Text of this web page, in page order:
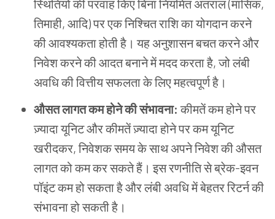
स्थितियों की परवाह किए बिना नियमित अंतराल (मासिक,
तिमाही, आदि) पर एक निश्चित राशि का योगदान करने
की आवश्यकता होती है। यह अनुशासन बचत करने और
निवेश करने की आदत बनाने में मदद करता है, जो लंबी
अवधि की वित्तीय सफलता के लिए महत्वपूर्ण है।
औसत लागत कम होने की संभावना: कीमतें कम होने पर
ज़्यादा यूनिट और कीमतें ज़्यादा होने पर कम यूनिट
खरीदकर, निवेशक समय के साथ अपने निवेश की औसत
लागत को कम कर सकते हैं। इस रणनीति से ब्रेक-इवन
पॉइंट कम हो सकता है और लंबी अवधि में बेहतर रिटर्न की
संभावना हो सकती है।